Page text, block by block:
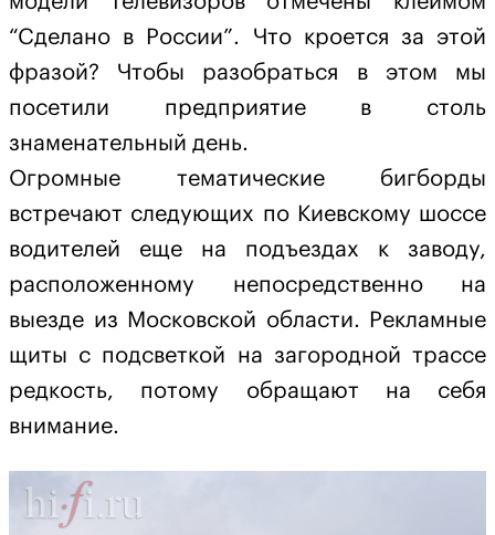
“Сделано в России”. Что кроется за этой
фразой? Чтобы разобраться в этом мы
посетили предприятие в столь
знаменательный день.
Огромные тематические бигборды
встречают следующих по Киевскому шоссе
водителей еще на подъездах к заводу,
расположенному непосредственно на
выезде из Московской области. Рекламные
щиты с подсветкой на загородной трассе
редкость, потому обращают на себя
внимание.